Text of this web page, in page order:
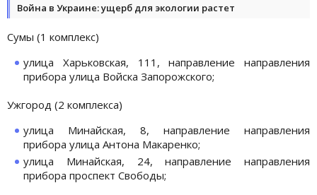
Война в Украине: ущерб для экологии растет
Сумы (1 комплекс)
улица Харьковская, 111, направление направления
прибора улица Войска Запорожского;
Ужгород (2 комплекса)
улица Минайская, 8, направление направления
прибора улица Антона Макаренко;
улица Минайская, 24, направление направления
прибора проспект Свободы;